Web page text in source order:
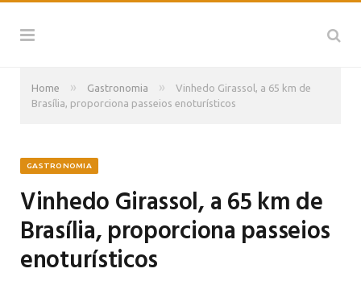
Home » Gastronomia »
Vinhedo Girassol, a 65 km de
Brasília, proporciona passeios enoturísticos
GASTRONOMIA
Vinhedo Girassol, a 65 km de
Brasília, proporciona passeios
enoturísticos